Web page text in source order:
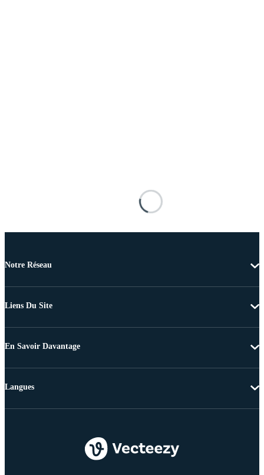
Notre Réseau
Liens Du Site
En Savoir Davantage
Langues